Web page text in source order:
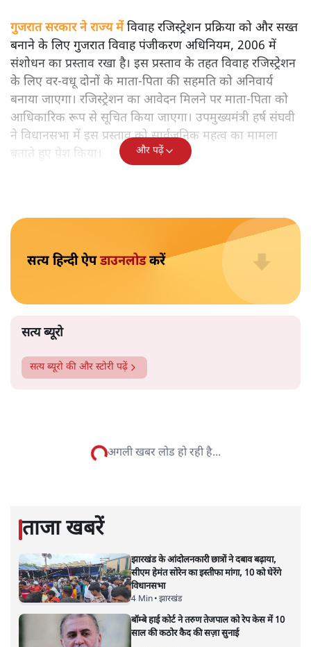
गुजरात सरकार विवाह रजिस्ट्रेशन अधिनियम 2006 बदलने जा रही
है। जिसके तहत 'लव जिहाद' के नाम पर होने वाली कथित धोखाधड़ी
को रोकने के लिए माता-पिता की सहमति और व्हाट्सएप के जरिए
सूचना देना अनिवार्य होगा। जनता से सुझाव मांगे गए हैं।
गुजरात सरकार ने राज्य मेंविवाह रजिस्ट्रेशन प्रक्रिया को और सख्त
बनाने के लिए गुजरात विवाह पंजीकरण अधिनियम, 2006 में
संशोधन का प्रस्ताव रखा है। इस प्रस्ताव के तहत विवाह रजिस्ट्रेशन
के लिए वर-वधू दोनों के माता-पिता की सहमति को अनिवार्य
बनाया जाएगा। रजिस्ट्रेशन का आवेदन मिलने पर माता-पिता को
आधिकारिक रूप से सूचित किया जाएगा। उपमुख्यमंत्री हर्ष संघवी
ने विधानसभा में इस प्रस्ताव को सार्वजनिक महत्व का मामला
सत्य हिन्दी ऐपडाउनलोड करें
सत्य ब्यूरो
सत्य ब्यूरो की और स्टोरी पढ़ें